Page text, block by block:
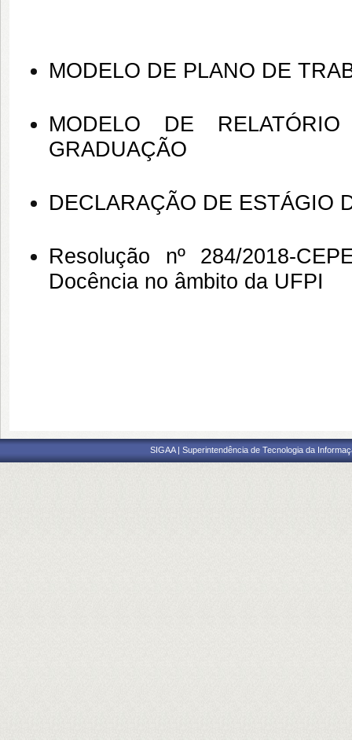
MODELO DE PLANO DE
MODELO DE
GRADUAÇÃO
DECLARAÇÃO DE ESTÁGIO
Resolução nº 284/2018-
Docência no âmbito da UFPI
SIGAA | Superintendência de Tecnologia da